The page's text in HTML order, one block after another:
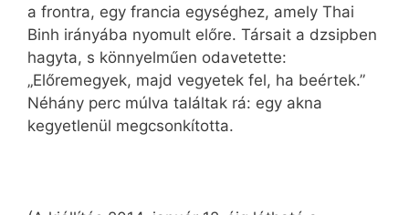
a frontra, egy francia egységhez, amely Thai
Binh irányába nyomult előre. Társait a dzsipben
hagyta, s könnyelműen odavetette:
„Előremegyek, majd vegyetek fel, ha beértek.”
Néhány perc múlva találtak rá: egy akna
kegyetlenül megcsonkította.